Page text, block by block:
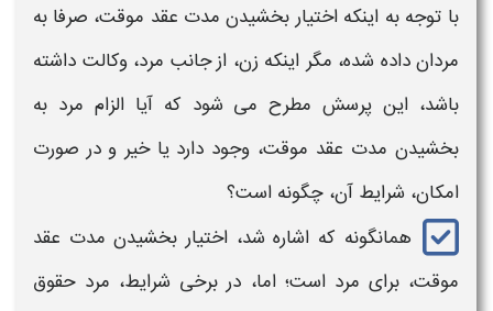
با توجه به اینکه اختیار بخشیدن مدت عقد موقت، صرفا به
مردان داده شده، مگر اینکه زن، از جانب مرد، وکالت داشته
باشد، این پرسش مطرح می شود که آیا الزام مرد به
بخشیدن مدت عقد موقت، وجود دارد یا خیر و در صورت
امکان، شرایط آن، چگونه است؟
همانگونه که اشاره شد، اختیار بخشیدن مدت عقد
موقت، برای مرد است؛ اما، در برخی شرایط، مرد حقوق